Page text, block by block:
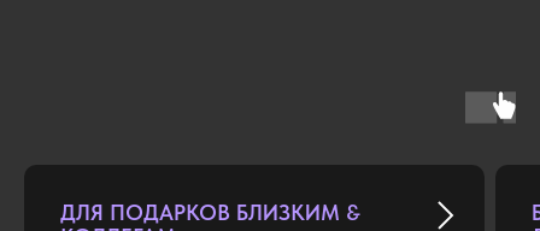
ДЛЯ ПОДАРКОВ БЛИЗКИМ &